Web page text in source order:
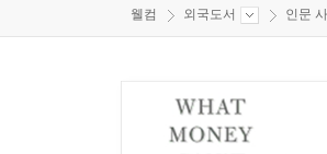
웰컴 외국도서 인문